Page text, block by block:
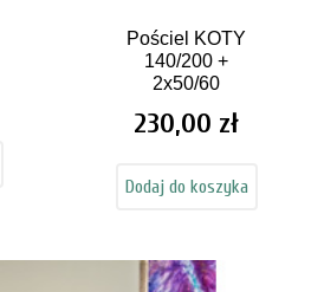
Pościel KOTY
140/200 +
2x50/60
Cena
230,00 zł
Dodaj do koszyka